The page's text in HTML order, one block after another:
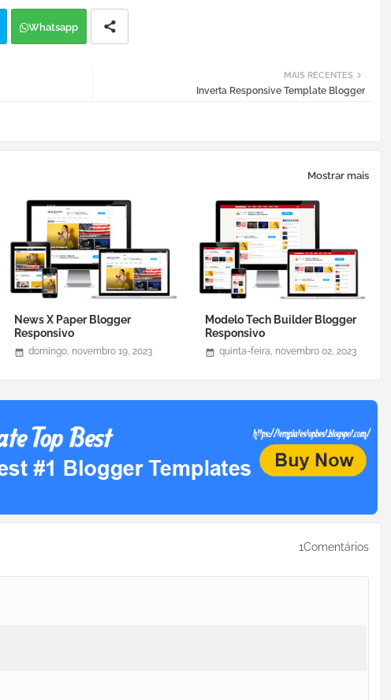
Whatsapp
MAIS RECENTES
Inverta Responsive Template Blogger
Mostrar mais
News X Paper Blogger
Responsivo
domingo, novembro 19, 2023
Modelo Tech Builder Blogger
Responsivo
quinta-feira, novembro 02, 2023
1Comentários